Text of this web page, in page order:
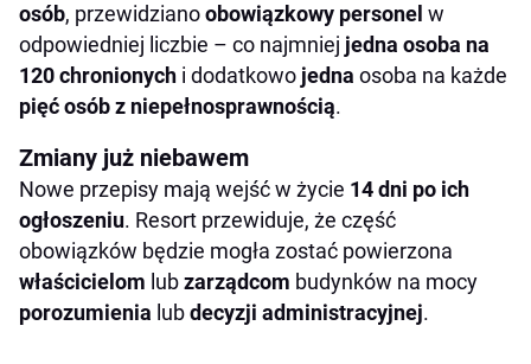
osób, przewidzianoobowiązkowy personel w
odpowiedniej liczbie – co najmniej jedna osoba na
120 chronionych i dodatkowo jedna osoba na każde
pięć osób z niepełnosprawnością.
Zmiany już niebawem
Nowe przepisy mają wejść w życie 14 dni po ich
ogłoszeniu. Resort przewiduje, że część
obowiązków będzie mogła zostać powierzona
właścicielom lubzarządcom budynków na mocy
porozumienia lubdecyzji administracyjnej.